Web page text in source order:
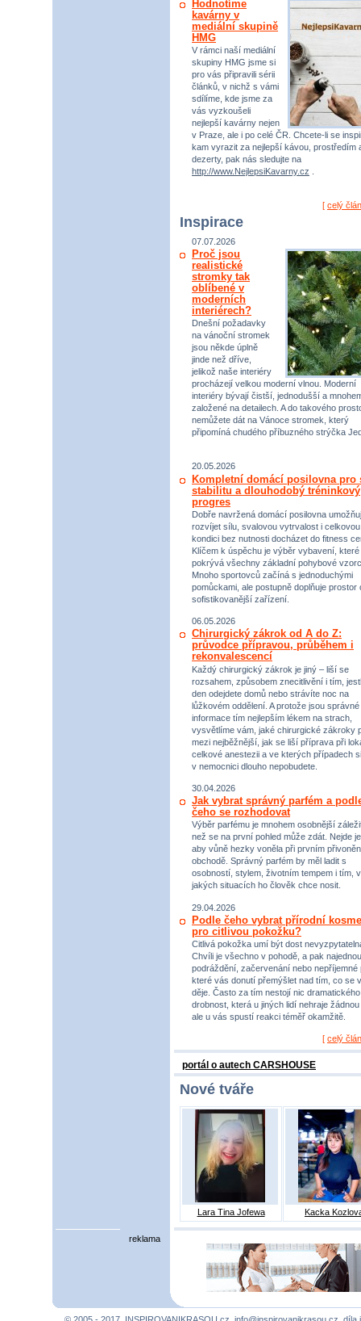
Hodnotíme
kavárny v
mediální skupině
HMG
V rámci naší mediální
skupiny HMG jsme si
pro vás připravili sérii
článků, v nichž s vámi
sdílíme, kde jsme za
vás vyzkoušeli
nejlepší kavárny nejen
v Praze, ale i po celé ČR. Chcete-li se
kam vyrazit za nejlepší kávou, prostředím
dezerty, pak nás sledujte na
http://www.NejlepsiKavarny.cz
[ celý
Inspirace
07.07.2026
Proč jsou
realistické
stromky tak
oblíbené v
moderních
interiérech?
Dnešní požadavky
na vánoční stromek
jsou někde úplně
jinde než dříve,
jelikož naše interiéry
procházejí velkou moderní vlnou. Moderní
interiéry bývají čistší, jednodušší a
založené na detailech. A do takového
nemůžete dát na Vánoce stromek, který
připomíná chudého příbuzného strýčka
20.05.2026
Kompletní domácí posilovna pro
stabilitu a dlouhodobý tréninkový
progres
Dobře navržená domácí posilovna
rozvíjet sílu, svalovou vytrvalost i celkovou
kondici bez nutnosti docházet do fitness
Klíčem k úspěchu je výběr vybavení, které
pokrývá všechny základní pohybové
Mnoho sportovců začíná s jednoduchými
pomůckami, ale postupně doplňuje prostor
sofistikovanější zařízení.
06.05.2026
Chirurgický zákrok od A do Z:
průvodce přípravou, průběhem i
rekonvalescencí
Každý chirurgický zákrok je jiný – liší se
rozsahem, způsobem znecitlivění i tím,
den odejdete domů nebo strávíte noc na
lůžkovém oddělení. A protože jsou správné
informace tím nejlepším lékem na strach,
vysvětlíme vám, jaké chirurgické zákroky
mezi nejběžnější, jak se liší příprava při
celkové anestezii a ve kterých případech si
v nemocnici dlouho nepobudete.
30.04.2026
Jak vybrat správný parfém a
čeho se rozhodovat
Výběr parfému je mnohem osobnější
než se na první pohled může zdát. Nejde
aby vůně hezky voněla při prvním
obchodě. Správný parfém by měl ladit s
osobností, stylem, životním tempem i tím, v
jakých situacích ho člověk chce nosit.
29.04.2026
Podle čeho vybrat přírodní
pro citlivou pokožku?
Citlivá pokožka umí být dost
Chvíli je všechno v pohodě, a pak
podráždění, začervenání nebo nepříjemné
které vás donutí přemýšlet nad tím, co se
děje. Často za tím nestojí nic
drobnost, která u jiných lidí nehraje žádnou
ale u vás spustí reakci téměř okamžitě.
[ celý
portál o autech CARSHOUSE
Nové tváře
Lara Tina Jofewa Kacka
reklama